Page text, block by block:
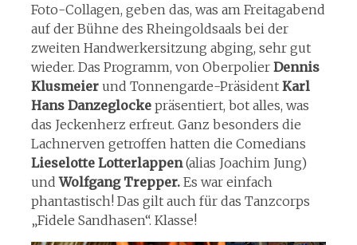
Foto-Collagen, geben das, was am Freitagabend
auf der Bühne des Rheingoldsaals bei der
zweiten Handwerkersitzung abging, sehr gut
wieder. Das Programm, von Oberpolier Dennis
Klusmeierund Tonnengarde-Präsident Karl
Hans Danzeglockepräsentiert, bot alles, was
das Jeckenherz erfreut. Ganz besonders die
Lachnerven getroffen hatten die Comedians
Lieselotte Lotterlappen(alias Joachim Jung)
undWolfgang Trepper.Es war einfach
phantastisch! Das gilt auch für das Tanzcorps
„Fidele Sandhasen“. Klasse!